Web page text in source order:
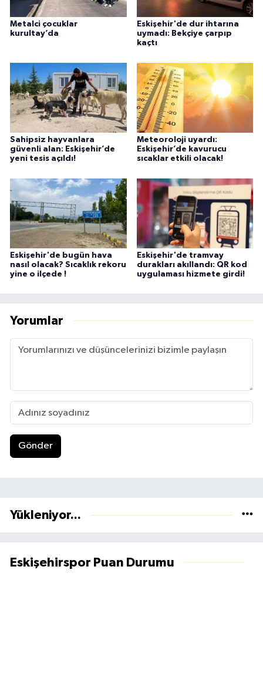
Metalci çocuklar
kurultay’da
Eskişehir'de dur ihtarına
uymadı: Bekçiye çarpıp
kaçtı
Sahipsiz hayvanlara
güvenli alan: Eskişehir’de
yeni tesis açıldı!
Meteoroloji uyardı:
Eskişehir’de kavurucu
sıcaklar etkili olacak!
Eskişehir'de bugün hava
nasıl olacak? Sıcaklık rekoru
yine o ilçede !
Eskişehir'de tramvay
durakları akıllandı: QR kod
uygulaması hizmete girdi!
Yorumlar
Gönder
Yükleniyor...
Eskişehirspor Puan Durumu